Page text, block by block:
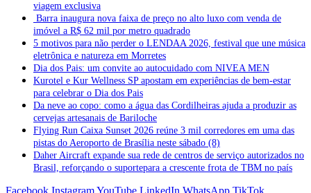
viagem exclusiva
Barra inaugura nova faixa de preço no alto luxo com venda de
imóvel a R$ 62 mil por metro quadrado
5 motivos para não perder o LENDAA 2026, festival que une música
eletrônica e natureza em Morretes
Dia dos Pais: um convite ao autocuidado com NIVEA MEN
Kurotel e Kur Wellness SP apostam em experiências de bem-estar
para celebrar o Dia dos Pais
Da neve ao copo: como a água das Cordilheiras ajuda a produzir as
cervejas artesanais de Bariloche
Flying Run Caixa Sunset 2026 reúne 3 mil corredores em uma das
pistas do Aeroporto de Brasília neste sábado (8)
Daher Aircraft expande sua rede de centros de serviço autorizados no
Brasil, reforçando o suportepara a crescente frota de TBM no país